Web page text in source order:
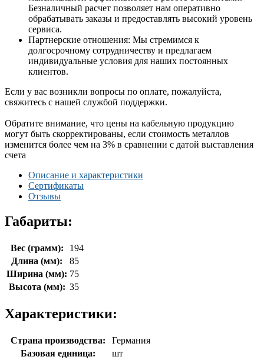
Безналичный расчет позволяет нам оперативно
обрабатывать заказы и предоставлять высокий уровень
сервиса.
Партнерские отношения: Мы стремимся к
долгосрочному сотрудничеству и предлагаем
индивидуальные условия для наших постоянных
клиентов.
Если у вас возникли вопросы по оплате, пожалуйста,
свяжитесь с нашей службой поддержки.
Обратите внимание, что цены на кабельную продукцию
могут быть скорректированы, если стоимость металлов
изменится более чем на 3% в сравнении с датой выставления
счета
Описание и характеристики
Сертификаты
Отзывы
Габариты:
Вес (грамм):
194
Длина (мм):
85
Ширина (мм): 75
Высота (мм): 35
Характеристики:
Страна производства:
Германия
Базовая единица:
шт